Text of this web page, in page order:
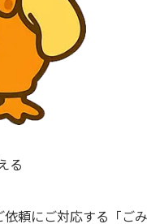
る
依頼にご対応する「ごみ